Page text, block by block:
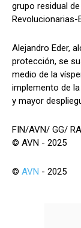
grupo residual
Revolucionarias-
Alejandro Eder,
protección, se
medio de la
implemento de
y mayor
FIN/AVN/ GG/
© AVN - 2025
© AVN - 2025